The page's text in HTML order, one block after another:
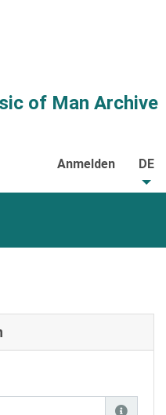
of Man Archive
Anmelden DE